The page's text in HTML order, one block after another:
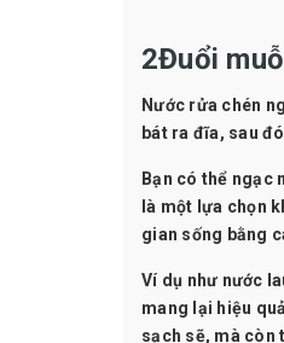
2Đuổi
Nước rửa chén
bát ra đĩa, sau
Bạn có thể ngạc
là một lựa chọn
gian sống bằng
Ví dụ như nước
mang lại hiệu
sạch sẽ, mà còn